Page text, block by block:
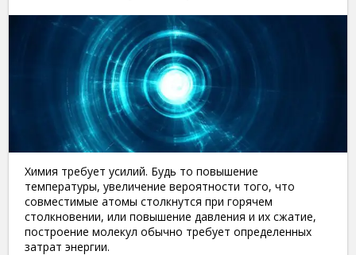
Химия требует усилий. Будь то повышение
температуры, увеличение вероятности того, что
совместимые атомы столкнутся при горячем
столкновении, или повышение давления и их сжатие,
построение молекул обычно требует определенных
затрат энергии.